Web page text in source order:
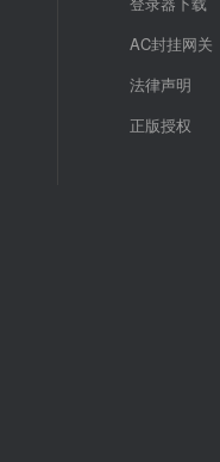
AC封挂网关
法律声明
正版授权